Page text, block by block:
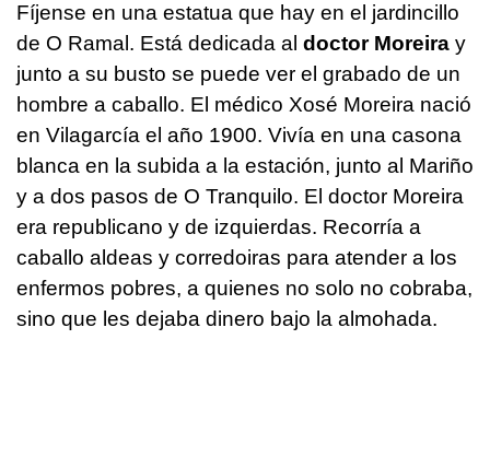
Fíjense en una estatua que hay en el jardincillo
de O Ramal. Está dedicada al doctor Moreira y
junto a su busto se puede ver el grabado de un
hombre a caballo. El médico Xosé Moreira nació
en Vilagarcía el año 1900. Vivía en una casona
blanca en la subida a la estación, junto al Mariño
y a dos pasos de O Tranquilo. El doctor Moreira
era republicano y de izquierdas. Recorría a
caballo aldeas y corredoiras para atender a los
enfermos pobres, a quienes no solo no cobraba,
sino que les dejaba dinero bajo la almohada.